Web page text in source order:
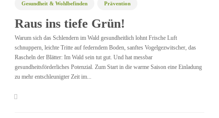
Gesundheit & Wohlbefinden Prävention
Raus ins tiefe Grün!
Warum sich das Schlendern im Wald gesundheitlich lohnt Frische Luft
schnuppern, leichte Tritte auf federndem Boden, sanftes Vogelgezwitscher, das
Rascheln der Blätter: Im Wald sein tut gut. Und hat messbar
gesundheitsförderliches Potenzial. Zum Start in die warme Saison eine Einladung
zu mehr entschleunigter Zeit im...